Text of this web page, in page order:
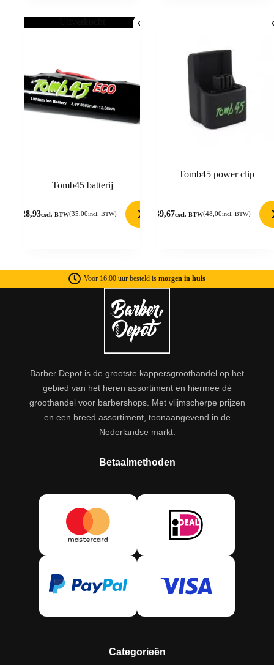
Tomb45 batterij
28,93excl. BTW(35,00incl. BTW)
Tomb45 power clip
39,67excl. BTW(48,00incl. BTW)
Voor 16:00 uur besteld is morgen in huis
Barber Depot is de grootste kappersgroothandel op het
gebied van het heren assortiment en hiermee dé
groothandel voor barbershops. Met vlijmscherpe prijzen
en een breed assortiment, toonaangevend in de
Nederlandse markt.
Betaalmethoden
Categorieën